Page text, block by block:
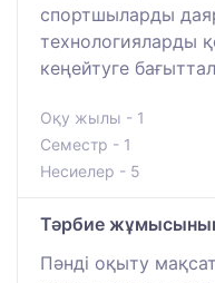
спортшыларды
технологияларды
кеңейтуге
Оқу жылы - 1
Семестр - 1
Несиелер - 5
Тәрбие
Пәнді оқыту